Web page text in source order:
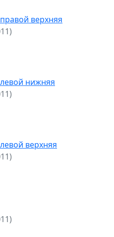
верхняя
нижняя
верхняя